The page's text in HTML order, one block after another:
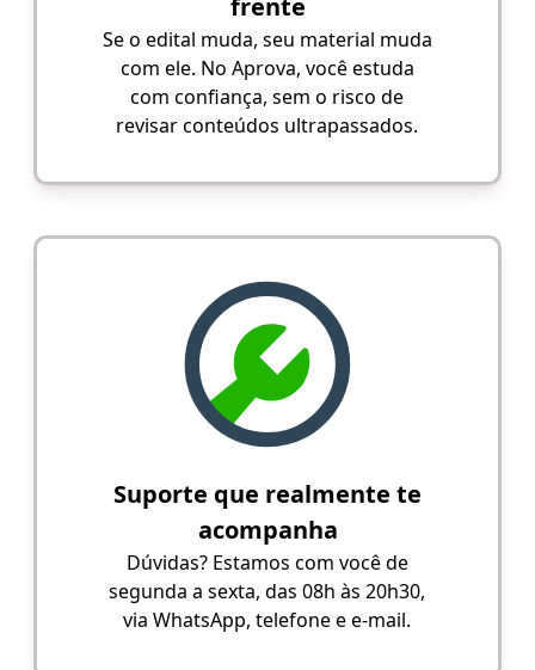
Se o edital muda, seu material muda
com ele. No Aprova, você estuda
com confiança, sem o risco de
revisar conteúdos ultrapassados.
Suporte que realmente te
acompanha
Dúvidas? Estamos com você de
segunda a sexta, das 08h às 20h30,
via WhatsApp, telefone e e-mail.